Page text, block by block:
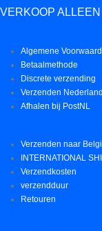
VERKOOP
Algemene
Betaalmethode
Discrete verzending
Verzenden Nederland
Afhalen bij PostNL
Verzenden naar
INTERNATIONAL
Verzendkosten
verzendduur
Retouren